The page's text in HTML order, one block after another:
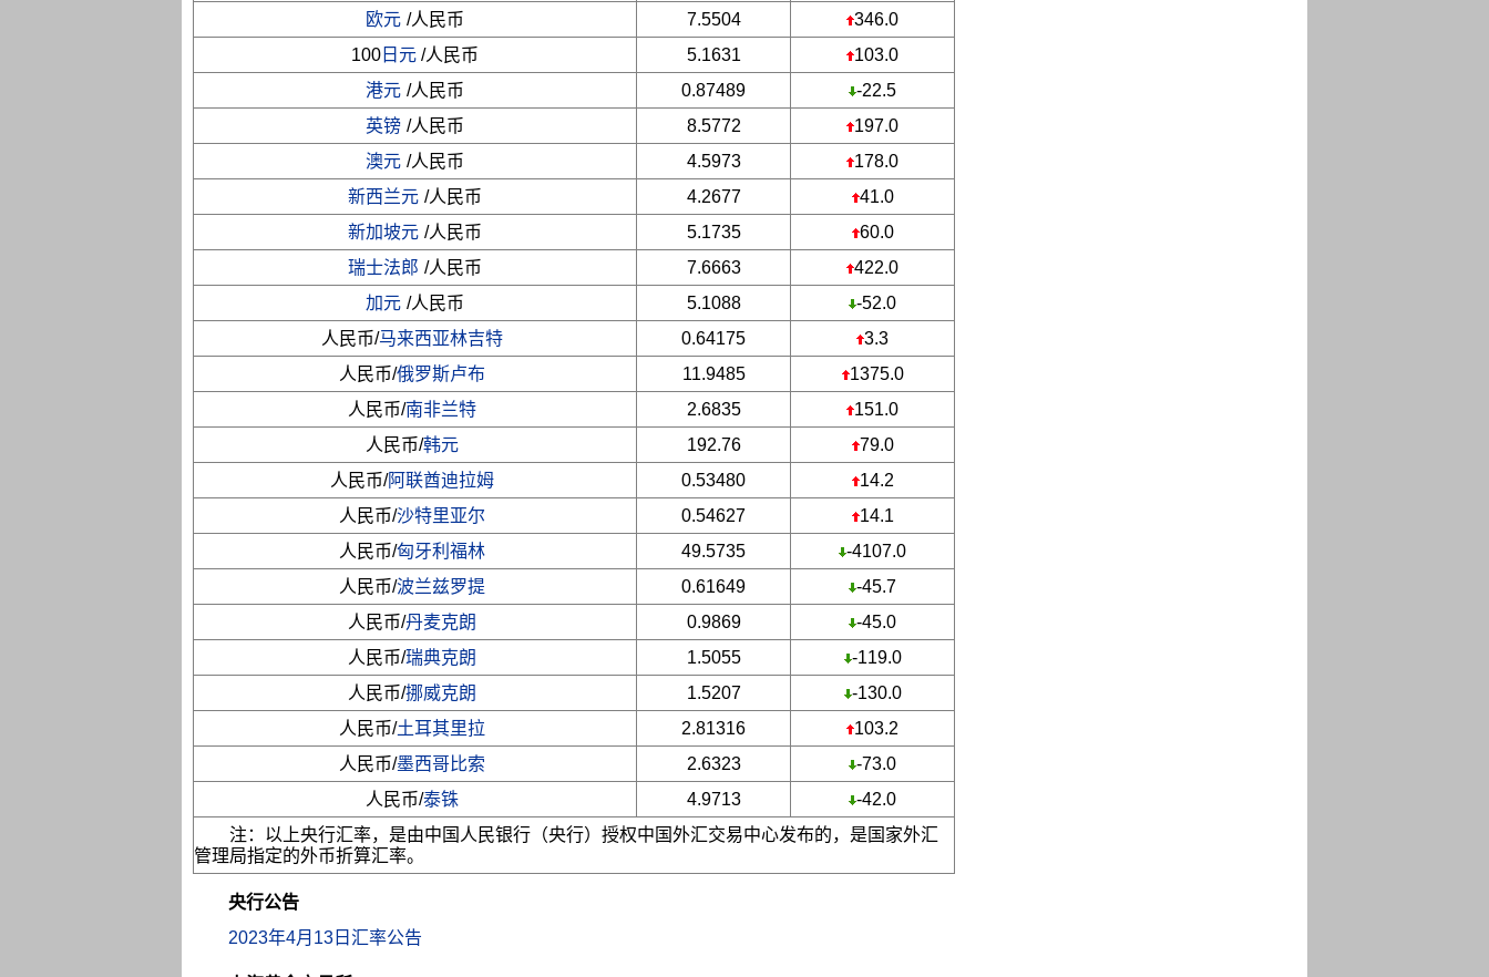
欧元 /人民币 7.5504
346.0
100日元 /人民币 5.1631
103.0
港元 /人民币 0.87489
-22.5
英镑 /人民币 8.5772
197.0
澳元 /人民币 4.5973
178.0
新西兰元 /人民币 4.2677
41.0
新加坡元 /人民币 5.1735
60.0
瑞士法郎 /人民币 7.6663
422.0
加元 /人民币 5.1088
-52.0
人民币/马来西亚林吉特 0.64175
3.3
人民币/俄罗斯卢布 11.9485
1375.0
人民币/南非兰特 2.6835
151.0
人民币/韩元 192.76
79.0
人民币/阿联酋迪拉姆 0.53480
14.2
人民币/沙特里亚尔 0.54627
14.1
人民币/匈牙利福林 49.5735
-4107.0
人民币/波兰兹罗提 0.61649
-45.7
人民币/丹麦克朗 0.9869
-45.0
人民币/瑞典克朗 1.5055
-119.0
人民币/挪威克朗 1.5207
-130.0
人民币/土耳其里拉 2.81316
103.2
人民币/墨西哥比索 2.6323
-73.0
人民币/泰铢 4.9713
-42.0
注：以上央行汇率，是由中国人民银行（央行）授权中国外汇交易中心发布的，是国家外汇
管理局指定的外币折算汇率。
央行公告
2023年4月13日汇率公告